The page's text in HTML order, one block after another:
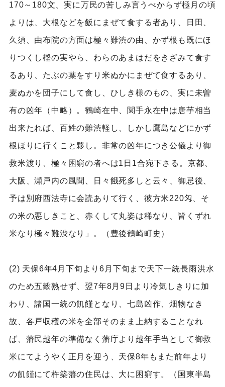
170～180文、実に万民の苦しみ言うべからず極月の頃
よりは、大根などを飯にまぜて食する者あり、日田、
久須、由布院の方面は極々難渋の由、かず根も既にほ
りつくし樫の実やら、わらのあまはだをきざみて食す
るあり、たぶの葉をすり米ぬかにまぜて食するあり、
麦ぬかを団子にして食し、ひしき様のもの、実に未曽
有の凶年（中略）。鶴崎在中、関手永在中は唐芋相当
出来たれば、百姓の難渋軽し、しかし鷹島などにかず
根ほりに行くこと夥し。非常の凶年につき公儀より御
救米渡り、極々困窮の者へは1日1合宛下さる。京都、
大阪、瀬戸内の風聞、日々餓死多しと云々、御忌後、
予は別府西法寺に会読ありて行く、彼方米220匁、そ
の米の悪しきこと、赤くして丸姿は稀なり、皆くずれ
米なり極々難渋なり」。（豊後鶴崎町史）
(2) 天保6年4月下旬より6月下旬まで天下一統長雨洪水
のため五穀熟せず、翌7年8月9日より冷気しきりに加
わり、諸国一統の飢饉となり、七島凶作、畑物なき
故、各戸収穫の米を全部そのまま上納することなれ
ば、藩民越年の準備なく藩庁より越年手当として御救
米にてようやく正月を迎う、天保8年もまた前年より
の飢饉にて杵築藩の住民は、大に困窮す。（国東半島